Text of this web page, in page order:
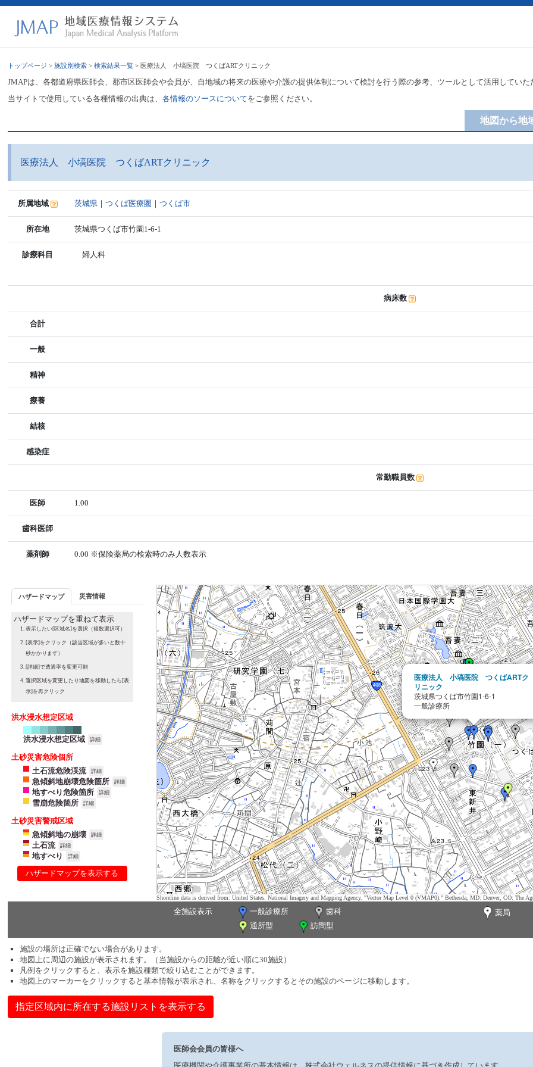
トップページ >施設別検索 >検索結果一覧 > 医療法人 小塙医院 つくばARTクリニック
JMAPは、各都道府県医師会、郡市区医師会や会員が、自地域の将来の医療や介護の提供体制について検討を行う際の参考、ツールとして活用してい
当サイトで使用している各種情報の出典は、各情報のソースについてをご参照ください。
地図から地
医療法人 小塙医院 つくばARTクリニック
所属地域 茨城県 ｜つくば医療圏 ｜つくば市
所在地 茨城県つくば市竹園1-6-1
診療科目 婦人科
病床数
合計
一般
精神
療養
結核
感染症
常勤職員数
医師 1.00
歯科医師
薬剤師 0.00 ※保険薬局の検索時のみ人数表示
ハザードマップ 災害情報
ハザードマップを重ねて表示
表示したい[区域名]を選択（複数選択可）
[表示]をクリック（該当区域が多いと数十
秒かかります）
[詳細]で透過率を変更可能
選択区域を変更したり地図を移動したら[表
示]を再クリック
洪水浸水想定区域
洪水浸水想定区域 詳細
土砂災害危険個所
土石流危険渓流
詳細
急傾斜地崩壊危険箇所 詳細
地すべり危険箇所 詳細
雪崩危険箇所 詳細
土砂災害警戒区域
急傾斜地の崩壊
詳細
土石流 詳細
地すべり 詳細
ハザードマップを表示する
医療法人 小塙医院 つくばARTク
リニック
茨城県つくば市竹園1-6-1
一般診療所
Shoreline data is derived from: United States. National Imagery and Mapping Agency. "Vector Map Level 0 (VMAP0)." Bethesda, MD: Denver, CO: The
全施設表示 一般診療所 歯科
薬局
通所型
訪問型
施設の場所は正確でない場合があります。
地図上に周辺の施設が表示されます。（当施設からの距離が近い順に30施設）
凡例をクリックすると、表示を施設種類で絞り込むことができます。
地図上のマーカーをクリックすると基本情報が表示され、名称をクリックするとその施設のページに移動します。
指定区域内に所在する施設リストを表示する
医師会会員の皆様へ